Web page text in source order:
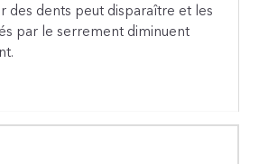
des dents peut disparaître et les
par le serrement diminuent